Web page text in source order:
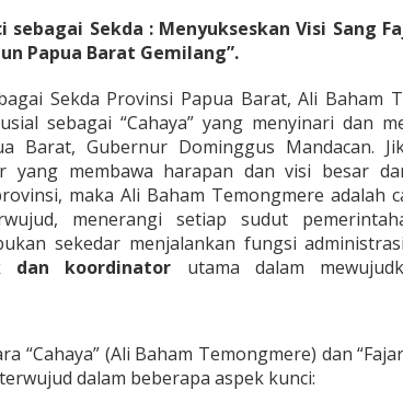
sebagai Sekda : Menyukseskan Visi Sang
Papua Barat Gemilang”.
Sekda Provinsi Papua Barat, Ali Baham
sebagai “Cahaya” yang menyinari dan
Barat, Gubernur Dominggus Mandacan.
yang membawa harapan dan visi besar
maka Ali Baham Temongmere adalah
menerangi setiap sudut
sekedar menjalankan fungsi
dan koordinator utama dalam
“Cahaya” (Ali Baham Temongmere) dan
dalam beberapa aspek kunci: